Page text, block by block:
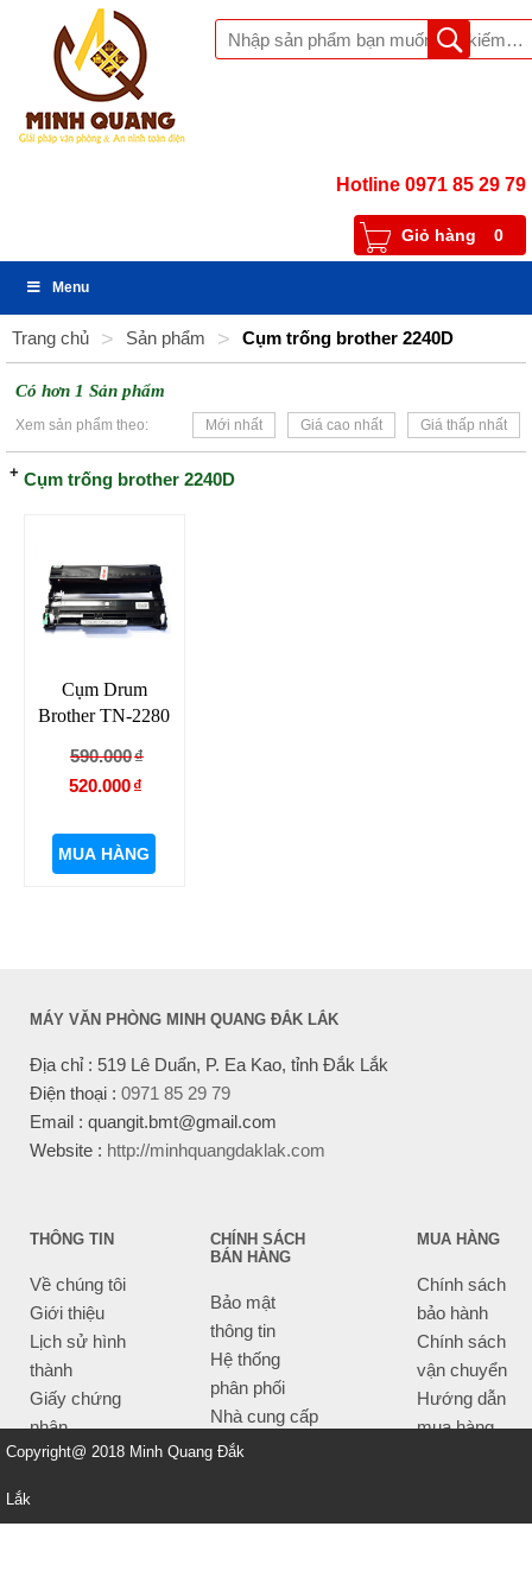
Hotline 0971 85 29 79
Giỏ hàng 0
Menu
Trang chủ > Sản phẩm > Cụm trống brother 2240D
Có hơn 1 Sản phẩm
Xem sản phẩm theo: Mới nhất Giá cao nhất Giá thấp nhất
Cụm trống brother 2240D
Cụm Drum
Brother TN-2280
590.000₫
590.000₫.
520.000₫
là:
520.000₫.
MUA HÀNG
MÁY VĂN PHÒNG MINH QUANG ĐẮK LẮK
Địa chỉ : 519 Lê Duẩn, P. Ea Kao, tỉnh Đắk Lắk
Điện thoại : 0971 85 29 79
Email : quangit.bmt@gmail.com
Website : http://minhquangdaklak.com
THÔNG TIN
Về chúng tôi
Giới thiệu
Lịch sử hình
thành
Giấy chứng
nhận
CHÍNH SÁCH
BÁN HÀNG
Bảo mật
thông tin
Hệ thống
phân phối
Nhà cung cấp
Tiêu chí bán
MUA HÀNG
Chính sách
bảo hành
Chính sách
vận chuyển
Hướng dẫn
mua hàng
Copyright@ 2018 Minh Quang Đắk
Lắk